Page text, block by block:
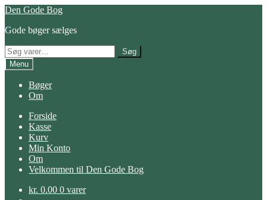
Spring
navigation
Spring
indhold
Den Gode Bog
Gode bøger sælges
Søg
efter:
Søg
Menu
Bøger
Om
Forside
Kasse
Kurv
Min Konto
Om
Velkommen til Den Gode Bog
kr. 0.00 0 varer